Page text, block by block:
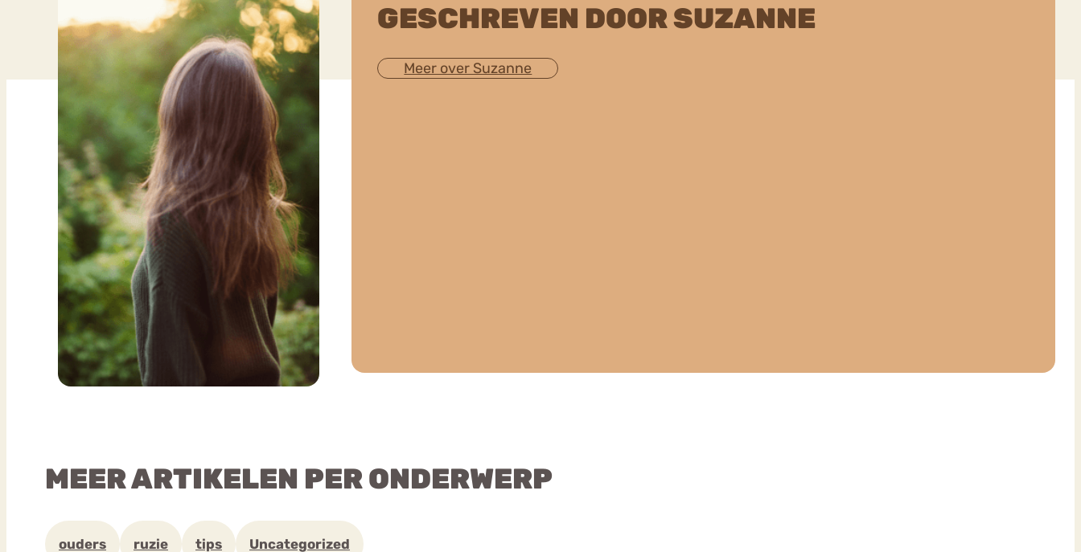
GESCHREVEN DOOR SUZANNE
Meer over Suzanne
MEER ARTIKELEN PER ONDERWERP
ouders ruzie tips Uncategorized